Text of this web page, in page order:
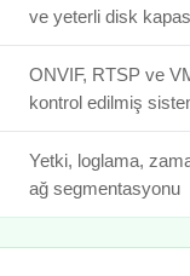
ve yeterli disk
ONVIF, RTSP ve
kontrol edilmiş
Yetki, loglama,
ağ segmentasyonu